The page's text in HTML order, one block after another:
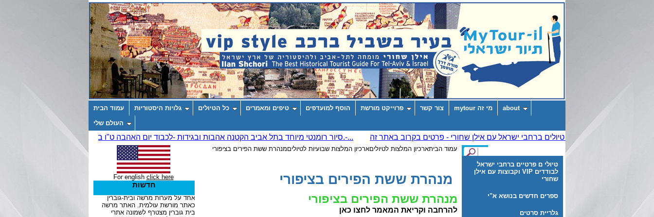
עמוד הבית גלויות היסטוריות כל הטיולים טיפים ומאמרים הוסף למועדפים פרוייקט מורשת צור קשר מי זה mytour about
העולם שלי
טיולי ם פרטיים ברחבי ישראל
לבודדים VIP וקבוצות עם אילן
שחורי
ספרים חדשים בנושא א"י
גלריית סרטים
עמוד הביתארכיון המלצות לטיוליםארכיון המלצות שבועיות לטיוליםמנהרת ששת הפירים בציפורי
מנהרת ששת הפירים בציפורי
מנהרת ששת הפירים בציפורי
להרחבה וקריאת המאמר לחצו כאן
For english click here
חדשות